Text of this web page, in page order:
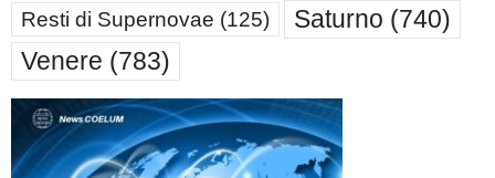
Resti di Supernovae (125) Saturno (740)
Venere (783)